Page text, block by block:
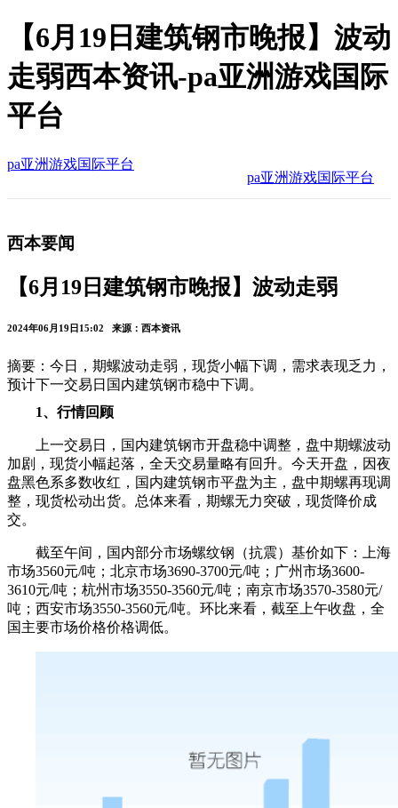
【6月19日建筑钢市晚报】波动
走弱西本资讯-pa亚洲游戏国际
平台
pa亚洲游戏国际平台
pa亚洲游戏国际平台
西本要闻
【6月19日建筑钢市晚报】波动走弱
2024年06月19日15:02 来源：西本资讯
摘要：今日，期螺波动走弱，现货小幅下调，需求表现乏力，
预计下一交易日国内建筑钢市稳中下调。
1、行情回顾
上一交易日，国内建筑钢市开盘稳中调整，盘中期螺波动
加剧，现货小幅起落，全天交易量略有回升。今天开盘，因夜
盘黑色系多数收红，国内建筑钢市平盘为主，盘中期螺再现调
整，现货松动出货。总体来看，期螺无力突破，现货降价成
交。
截至午间，国内部分市场螺纹钢（抗震）基价如下：上海
市场3560元/吨；北京市场3690-3700元/吨；广州市场3600-
3610元/吨；杭州市场3550-3560元/吨；南京市场3570-3580元/
吨；西安市场3550-3560元/吨。环比来看，截至上午收盘，全
国主要市场价格价格调低。